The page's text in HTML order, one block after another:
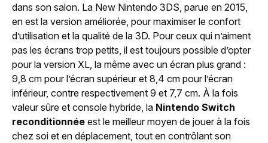
dans son salon. La New Nintendo 3DS, parue en 2015,
en est la version améliorée, pour maximiser le confort
d’utilisation et la qualité de la 3D. Pour ceux qui n’aiment
pas les écrans trop petits, il est toujours possible d’opter
pour la version XL, la même avec un écran plus grand :
9,8 cm pour l’écran supérieur et 8,4 cm pour l’écran
inférieur, contre respectivement 9 et 7,7 cm. À la fois
valeur sûre et console hybride, la Nintendo Switch
reconditionnée est le meilleur moyen de jouer à la fois
chez soi et en déplacement, tout en contrôlant son